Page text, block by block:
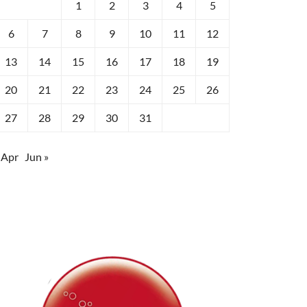
1 2 3 4 5
6 7 8 9 10 11 12
13 14 15 16 17 18 19
20 21 22 23 24 25 26
27 28 29 30 31
Apr Jun »